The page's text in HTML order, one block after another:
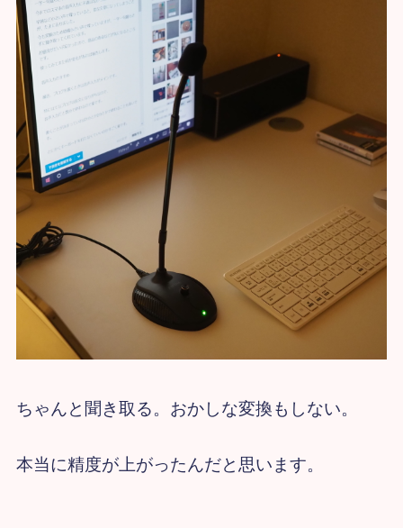
ちゃんと聞き取る。おかしな変換もしない。
本当に精度が上がったんだと思います。